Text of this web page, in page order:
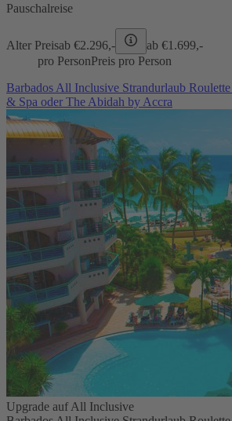
Pauschalreise
Alter Preisab €2.296,- ab €1.699,-
pro PersonPreis pro Person
Barbados All Inclusive Strandurlaub
& Spa oder The Abidah by Accra
Upgrade auf All Inclusive